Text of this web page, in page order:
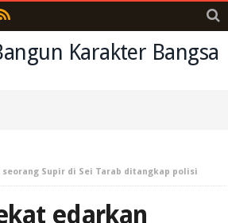
Supir di Sei Tarab ditangkap polisi
edarkan